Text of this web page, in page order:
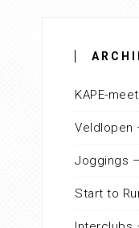
KAPE-
Veldlopen
Joggings
Start to